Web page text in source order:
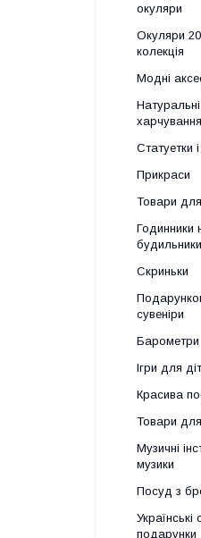
окуляри
Окуляри
колекція
Модні
харчування
Статуетки
Прикраси
Товари
Годинники
будильники
Скриньки
сувеніри
Барометри
Ігри для
Красива
Товари
Музичні
музики
Посуд з
Українські
подарунки